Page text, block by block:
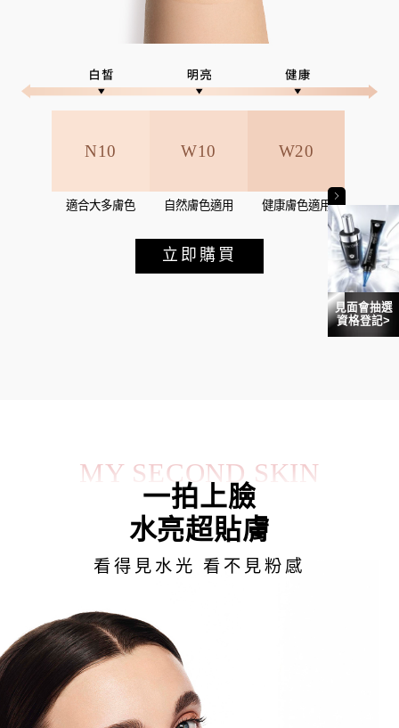
N10
適合大多膚色
W10
自然膚色適用
W20
健康膚色適用
立即購買
MY SECOND SKIN
一拍上臉
水亮超貼膚
看得見水光 看不見粉感
見面會抽選
資格登記>